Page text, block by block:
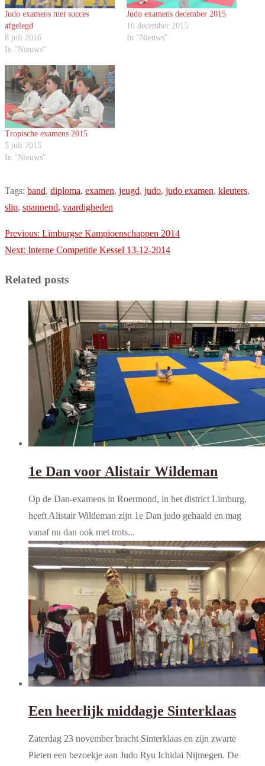
Judo examens met succes
afgelegd
8 juli 2016
In "Nieuws"
Judo examens december 2015
10 december 2015
In "Nieuws"
Tropische examens 2015
5 juli 2015
In "Nieuws"
Tags: band, diploma, examen, jeugd, judo, judo examen, kleuters,
slip, spannend, vaardigheden
Post
navigation
Previous: Limburgse Kampioenschappen 2014
Next: Interne Competitie Kessel 13-12-2014
Related posts
1e Dan voor Alistair Wildeman
Op de Dan-examens in Roermond, in het district Limburg,
heeft Alistair Wildeman zijn 1e Dan judo gehaald en mag
vanaf nu dan ook met trots...
Een heerlijk middagje Sinterklaas
Zaterdag 23 november bracht Sinterklaas en zijn zwarte
Pieten een bezoekje aan Judo Ryu Ichidai Nijmegen. De